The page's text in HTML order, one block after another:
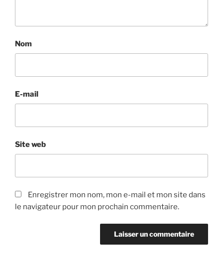
Nom
E-mail
Site web
Enregistrer mon nom, mon e-mail et mon site dans
le navigateur pour mon prochain commentaire.